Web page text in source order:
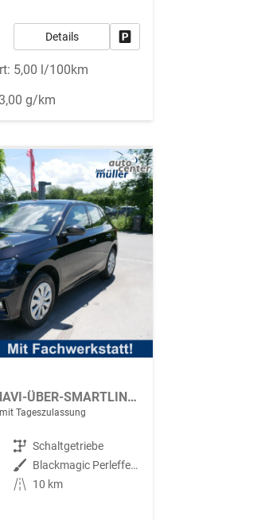
Details
5,00 l/100km
g/km
Selection 1.0 TSI *NAVI-ÜBER-SMARTLINK*PDC-HI*LED*SHZ*KLIMA*RADIO
Tageszulassung
Getriebe Schaltgetriebe
Außenfarbe
Blackmagic Perleffekt
Kilometerstand
10 km